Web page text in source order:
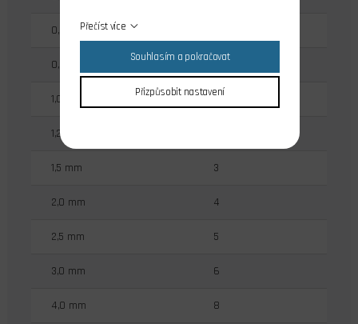
0,6 mm
0,8 mm 3
1,0 mm 3
1,2 mm
1,5 mm 3
2,0 mm 4
2,5 mm 5
3,0 mm 6
4,0 mm 8
Přečíst více
Souhlasím a pokračovat
Přizpůsobit nastavení